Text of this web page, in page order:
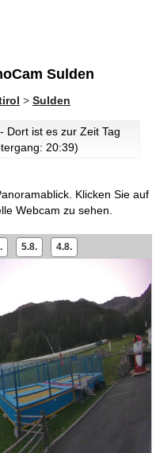
Sulden
> Sulden
- Dort ist es zur Zeit Tag
20:39)
Klicken Sie auf
Webcam zu sehen.
5.8. 4.8.